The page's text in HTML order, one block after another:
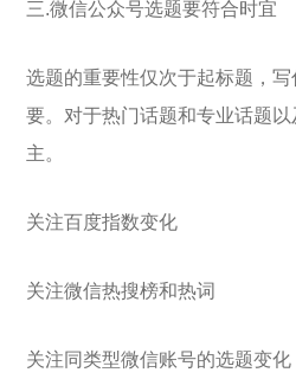
三.微信公众号选题要符合时宜
选题的重要性仅次于起标题，
要。对于热门话题和专业话题
主。
关注百度指数变化
关注微信热搜榜和热词
关注同类型微信账号的选题变化